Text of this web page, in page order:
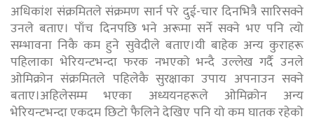
अधिकांश संक्रमितले संक्रमण सार्न परे दुई-चार दिनभित्रै सारिसक्ने
उनले बताए। पाँच दिनपछि भने अरूमा सर्ने सक्ने भए पनि त्यो
सम्भावना निकै कम हुने सुवेदीले बताए।यी बाहेक अन्य कुराहरू
पहिलाका भेरियन्टभन्दा फरक नभएको भन्दै उल्लेख गर्दै उनले
ओमिक्रोन संक्रमितले पहिलेकै सुरक्षाका उपाय अपनाउन सक्ने
बताए।अहिलेसम्म भएका अध्ययनहरूले ओमिक्रोन अन्य
भेरियन्टभन्दा एकदम छिटो फैलिने देखिए पनि यो कम घातक रहेको